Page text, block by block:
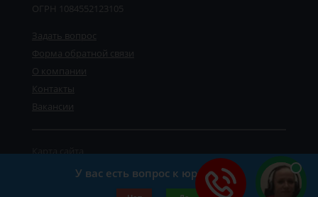
ОГРН 1084552123105
Задать вопрос
Форма обратной связи
О компании
Контакты
Вакансии
©2019-2026 Все права защищены.
Карта сайта
Политика персональных данных
У вас есть вопрос к юристу?